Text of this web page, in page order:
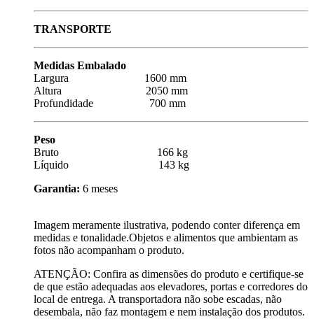
TRANSPORTE
Medidas Embalado
Largura 1600 mm
Altura 2050 mm
Profundidade 700 mm
Peso
Bruto 166 kg
Líquido 143 kg
Garantia: 6 meses
Imagem meramente ilustrativa, podendo conter diferença em
medidas e tonalidade.Objetos e alimentos que ambientam as
fotos não acompanham o produto.
ATENÇÃO: Confira as dimensões do produto e certifique-se
de que estão adequadas aos elevadores, portas e corredores do
local de entrega. A transportadora não sobe escadas, não
desembala, não faz montagem e nem instalação dos produtos.